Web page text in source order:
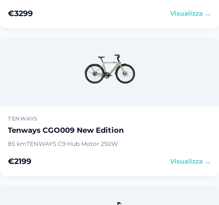
€3299 Visualizza →
TENWAYS
Tenways CGO009 New Edition
85 kmTENWAYS C9 Hub Motor 250W
€2199 Visualizza →